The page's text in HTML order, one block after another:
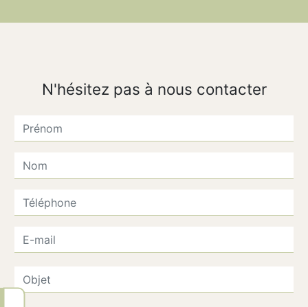
N'hésitez pas à nous contacter